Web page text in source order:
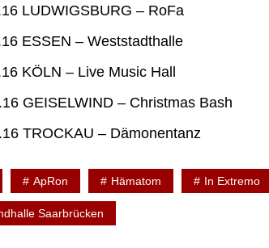
LUDWIGSBURG – RoFa
ESSEN – Weststadthalle
KÖLN – Live Music Hall
GEISELWIND – Christmas Bash
TROCKAU – Dämonentanz
ApRon Hämatom In Extremo
Saarbrücken